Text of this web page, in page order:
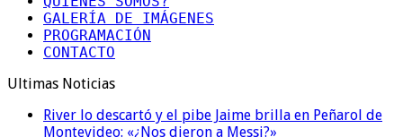
GALERÍA DE IMÁGENES
PROGRAMACIÓN
CONTACTO
Ultimas Noticias
River lo descartó y el pibe Jaime brilla en Peñarol de
Montevideo: «¿Nos dieron a Messi?»